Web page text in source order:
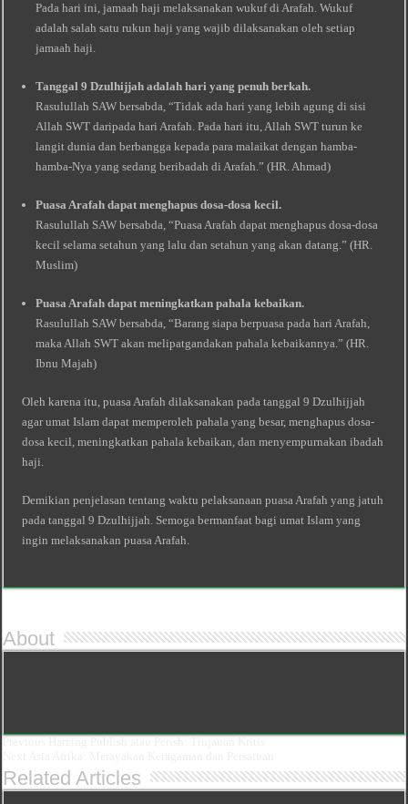
Pada hari ini, jamaah haji melaksanakan wukuf di Arafah. Wukuf
adalah salah satu rukun haji yang wajib dilaksanakan oleh setiap
jamaah haji.
Tanggal 9 Dzulhijjah adalah hari yang penuh berkah.
Rasulullah SAW bersabda, “Tidak ada hari yang lebih agung di sisi
Allah SWT daripada hari Arafah. Pada hari itu, Allah SWT turun ke
langit dunia dan berbangga kepada para malaikat dengan hamba-
hamba-Nya yang sedang beribadah di Arafah.” (HR. Ahmad)
Puasa Arafah dapat menghapus dosa-dosa kecil.
Rasulullah SAW bersabda, “Puasa Arafah dapat menghapus dosa-dosa
kecil selama setahun yang lalu dan setahun yang akan datang.” (HR.
Muslim)
Puasa Arafah dapat meningkatkan pahala kebaikan.
Rasulullah SAW bersabda, “Barang siapa berpuasa pada hari Arafah,
maka Allah SWT akan melipatgandakan pahala kebaikannya.” (HR.
Ibnu Majah)
Oleh karena itu, puasa Arafah dilaksanakan pada tanggal 9 Dzulhijjah
agar umat Islam dapat memperoleh pahala yang besar, menghapus dosa-
dosa kecil, meningkatkan pahala kebaikan, dan menyempurnakan ibadah
haji.
Demikian penjelasan tentang waktu pelaksanaan puasa Arafah yang jatuh
pada tanggal 9 Dzulhijjah. Semoga bermanfaat bagi umat Islam yang
ingin melaksanakan puasa Arafah.
About
Related Articles